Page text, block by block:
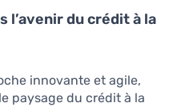
l’avenir du crédit à la
innovante et agile,
paysage du crédit à la